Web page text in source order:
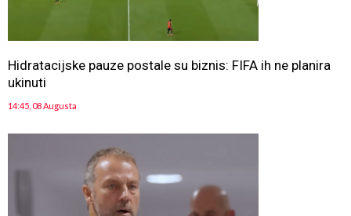
Hidratacijske pauze postale su biznis: FIFA ih ne planira
ukinuti
14:45, 08 Augusta